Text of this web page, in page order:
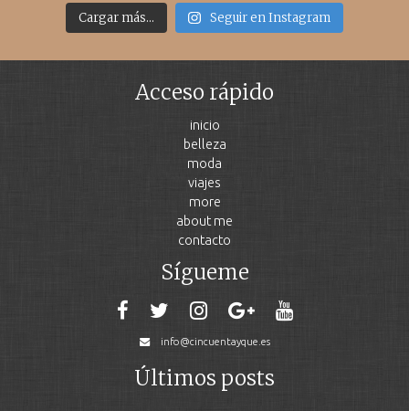
Cargar más... Seguir en Instagram
Acceso rápido
inicio
belleza
moda
viajes
more
about me
contacto
Sígueme
info@cincuentayque.es
Últimos posts